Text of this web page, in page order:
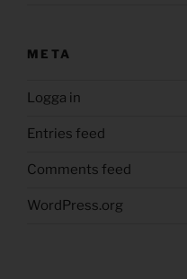
META
Logga in
Entries feed
Comments feed
WordPress.org